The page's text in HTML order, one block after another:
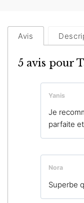
Avis
5 avis pour
Yanis
Je
parfaite
Nora
Superbe